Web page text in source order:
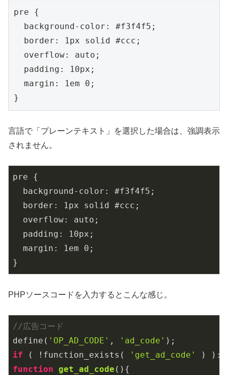
pre {
  background-color: #f3f4f5;
  border: 1px solid #ccc;
  overflow: auto;
  padding: 10px;
  margin: 1em 0;
}
言語で「プレーンテキスト」を選択した場合は、強調表示
されません。
pre {
  background-color: #f3f4f5;
  border: 1px solid #ccc;
  overflow: auto;
  padding: 10px;
  margin: 1em 0;
}
PHPソースコードを入力するとこんな感じ。
//広告コード
define( 'OP_AD_CODE' , 'ad_code'
if ( !function_exists( 'get_ad_code'
function get_ad_code () {